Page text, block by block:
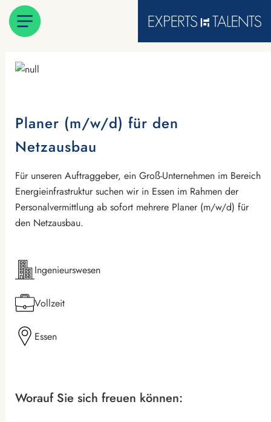
Planer (m/w/d) für den
Netzausbau
Ingenieurswesen
Vollzeit
Essen
Für unseren Auftraggeber, ein Groß-Unternehmen im Bereich
Energieinfrastruktur suchen wir in Essen im Rahmen der
Personalvermittlung ab sofort mehrere Planer (m/w/d) für
den Netzausbau.
Worauf Sie sich freuen können: